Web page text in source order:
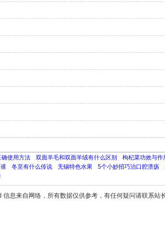
使用方法 双面羊毛和双面羊绒有什么区别 枸杞菜功效与作
冬至有什么传说 无锡特色水果 5个小妙招巧治口腔溃疡
息来自网络，所有数据仅供参考，有任何疑问请联系站